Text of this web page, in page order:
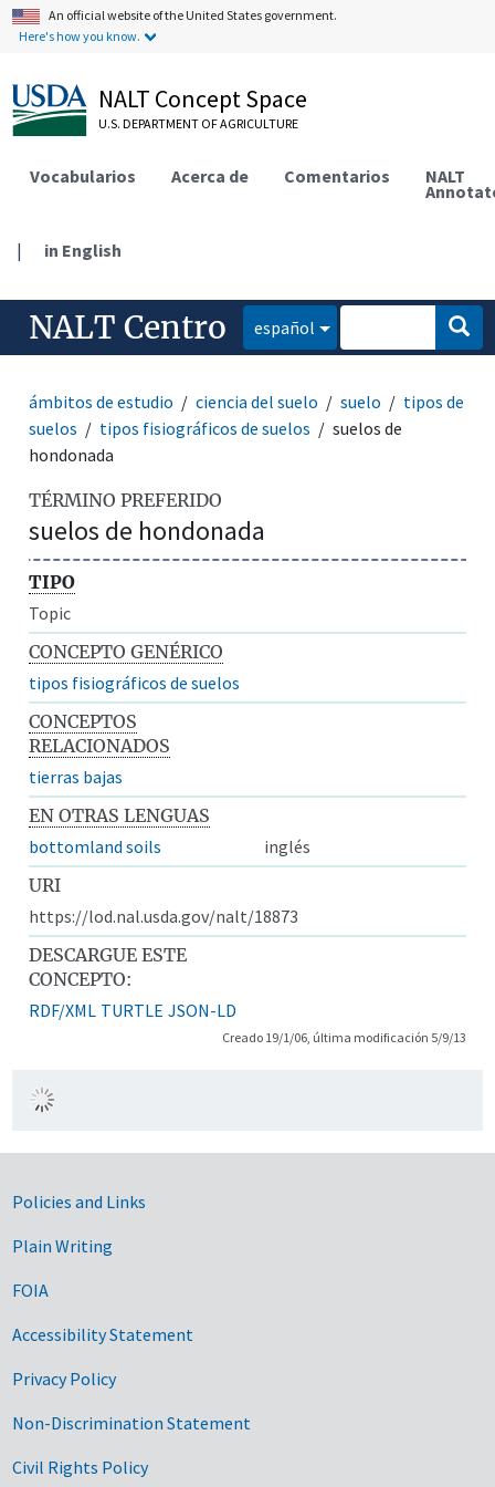
An official website of the United States government.
Here's how you know.
NALT Concept Space
U.S. DEPARTMENT OF AGRICULTURE
Vocabularios Acerca de Comentarios NALT
| in English
NALT Centro español
ámbitos de estudio ciencia del suelo suelo
tipos de
suelos
tipos fisiográficos de suelos
suelos de
hondonada
TÉRMINO PREFERIDO
suelos de hondonada
TIPO
Topic
CONCEPTO GENÉRICO
tipos fisiográficos de suelos
CONCEPTOS
RELACIONADOS
tierras bajas
EN OTRAS LENGUAS
bottomland soils
inglés
URI
https://lod.nal.usda.gov/nalt/18873
DESCARGUE ESTE
CONCEPTO:
RDF/XML TURTLE JSON-LD
Creado 19/1/06, última modificación 5/9/13
Government Links
Policies and Links
Plain Writing
FOIA
Accessibility Statement
Privacy Policy
Non-Discrimination Statement
Civil Rights Policy